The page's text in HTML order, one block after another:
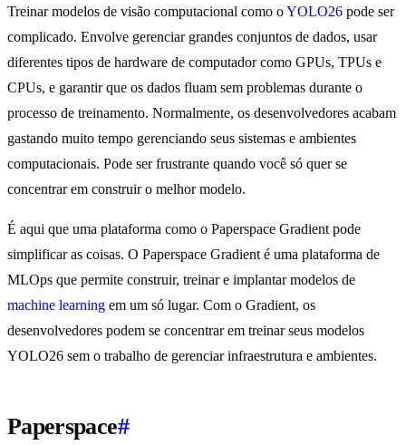
Treinar modelos de visão computacional como oYOLO26 pode ser
complicado. Envolve gerenciar grandes conjuntos de dados, usar
diferentes tipos de hardware de computador como GPUs, TPUs e
CPUs, e garantir que os dados fluam sem problemas durante o
processo de treinamento. Normalmente, os desenvolvedores acabam
gastando muito tempo gerenciando seus sistemas e ambientes
computacionais. Pode ser frustrante quando você só quer se
concentrar em construir o melhor modelo.
É aqui que uma plataforma como o Paperspace Gradient pode
simplificar as coisas. O Paperspace Gradient é uma plataforma de
MLOps que permite construir, treinar e implantar modelos de
machine learning em um só lugar. Com o Gradient, os
desenvolvedores podem se concentrar em treinar seus modelos
YOLO26 sem o trabalho de gerenciar infraestrutura e ambientes.
Paperspace#